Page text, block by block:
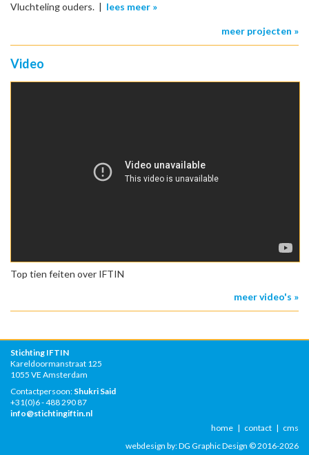
Vluchteling ouders. | lees meer »
meer projecten »
Video
Top tien feiten over IFTIN
meer video's »
Stichting IFTIN
Kareldoormanstraat 125
1055 VE Amsterdam
Contactpersoon: Shukri Said
+31(0)6 - 488 290 87
info@stichtingiftin.nl
home | contact | cms
webdesign by:DG Graphic Design © 2016-2026